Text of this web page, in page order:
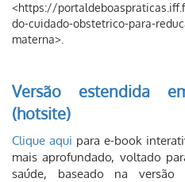
<https://
do-cuidado-obstetrico-para-
materna>.
Versão estendida
(hotsite)
Clique aqui para e-book
mais aprofundado, voltado
saúde, baseado na versão